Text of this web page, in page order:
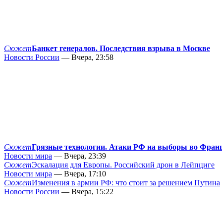
СюжетБанкет генералов. Последствия взрыва в Москве
Новости России — Вчера, 23:58
СюжетГрязные технологии. Атаки РФ на выборы во
Новости мира — Вчера, 23:39
СюжетЭскалация для Европы. Российский дрон в Лейпциге
Новости мира — Вчера, 17:10
СюжетИзменения в армии РФ: что стоит за решением Путина
Новости России — Вчера, 15:22